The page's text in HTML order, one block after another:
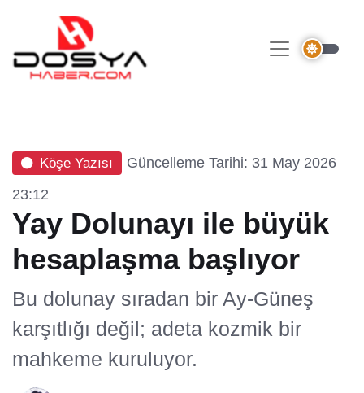
Köşe Yazısı
Güncelleme Tarihi: 31 May 2026
23:12
Yay Dolunayı ile büyük
hesaplaşma başlıyor
Bu dolunay sıradan bir Ay-Güneş
karşıtlığı değil; adeta kozmik bir
mahkeme kuruluyor.